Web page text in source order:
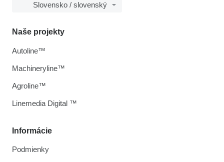
Slovensko / slovenský
Informácie
Podmienky
Naše projekty
Autoline™
Machineryline™
Agroline™
Linemedia Digital ™